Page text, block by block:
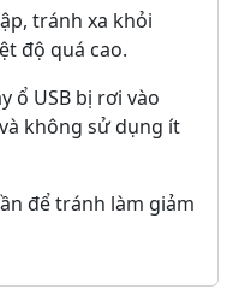
tránh xa khỏi
độ quá cao.
ổ USB bị rơi vào
không sử dụng ít
để tránh làm giảm